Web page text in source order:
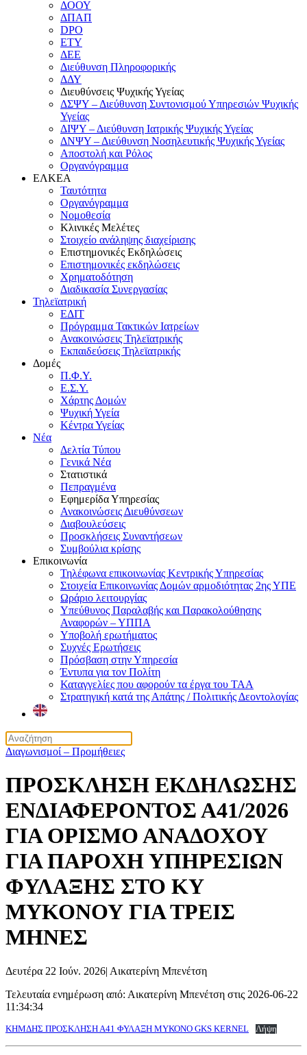
ΔΟΟΥ
ΔΠΑΠ
DPO
ΕΤΥ
ΔΕΕ
Διεύθυνση Πληροφορικής
ΔΔΥ
Διευθύνσεις Ψυχικής Υγείας
ΔΣΨΥ – Διεύθυνση Συντονισμού Υπηρεσιών Ψυχικής
Υγείας
ΔΙΨΥ – Διεύθυνση Ιατρικής Ψυχικής Υγείας
ΔΝΨΥ – Διεύθυνση Νοσηλευτικής Ψυχικής Υγείας
Αποστολή και Ρόλος
Οργανόγραμμα
ΕΛΚΕΑ
Ταυτότητα
Οργανόγραμμα
Νομοθεσία
Κλινικές Μελέτες
Στοιχείο ανάληψης διαχείρισης
Επιστημονικές Εκδηλώσεις
Επιστημονικές εκδηλώσεις
Χρηματοδότηση
Διαδικασία Συνεργασίας
Τηλεϊατρική
ΕΔΙΤ
Πρόγραμμα Τακτικών Ιατρείων
Ανακοινώσεις Τηλεϊατρικής
Εκπαιδεύσεις Τηλεϊατρικής
Δομές
Π.Φ.Υ.
Ε.Σ.Υ.
Χάρτης Δομών
Ψυχική Υγεία
Κέντρα Υγείας
Νέα
Δελτία Τύπου
Γενικά Νέα
Στατιστικά
Πεπραγμένα
Εφημερίδα Υπηρεσίας
Ανακοινώσεις Διευθύνσεων
Διαβουλεύσεις
Προσκλήσεις Συναντήσεων
Συμβούλια κρίσης
Επικοινωνία
Τηλέφωνα επικοινωνίας Κεντρικής Υπηρεσίας
Στοιχεία Επικοινωνίας Δομών αρμοδιότητας 2ης ΥΠΕ
Ωράριο λειτουργίας
Υπεύθυνος Παραλαβής και Παρακολούθησης
Αναφορών – ΥΠΠΑ
Υποβολή ερωτήματος
Συχνές Ερωτήσεις
Πρόσβαση στην Υπηρεσία
Έντυπα για τον Πολίτη
Καταγγελίες που αφορούν τα έργα του ΤΑΑ
Στρατηγική κατά της Απάτης / Πολιτικής Δεοντολογίας
Διαγωνισμοί – Προμήθειες
ΠΡΟΣΚΛΗΣΗ ΕΚΔΗΛΩΣΗΣ
ΕΝΔΙΑΦΕΡΟΝΤΟΣ Α41/2026
ΓΙΑ ΟΡΙΣΜΟ ΑΝΑΔΟΧΟΥ
ΓΙΑ ΠΑΡΟΧΗ ΥΠΗΡΕΣΙΩΝ
ΦΥΛΑΞΗΣ ΣΤΟ ΚΥ
ΜΥΚΟΝΟΥ ΓΙΑ ΤΡΕΙΣ
ΜΗΝΕΣ
Δευτέρα 22 Ιούν. 2026| Αικατερίνη Μπενέτση
Τελευταία ενημέρωση από: Αικατερίνη Μπενέτση στις 2026-06-22
11:34:34
ΚΗΜΔΗΣ ΠΡΟΣΚΛΗΣΗ Α41 ΦΥΛΑΞΗ ΜΥΚΟΝΟ GKS KERNEL Λήψη